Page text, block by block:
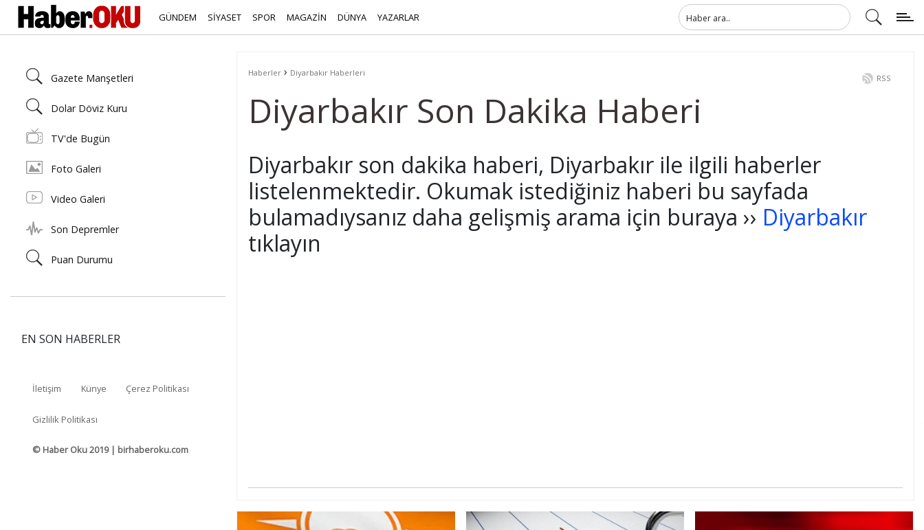
GÜNDEM SİYASET SPOR MAGAZİN DÜNYA YAZARLAR
Haberler› Diyarbakır Haberleri
RSS
Diyarbakır Son Dakika Haberi
Diyarbakır son dakika haberi, Diyarbakır ile ilgili haberler
listelenmektedir. Okumak istediğiniz haberi bu sayfada
bulamadıysanız daha gelişmiş arama için buraya ›› Diyarbakır
tıklayın
Gazete Manşetleri
Dolar Döviz Kuru
TV'de Bugün
Foto Galeri
Video Galeri
Son Depremler
Puan Durumu
EN SON HABERLER
İletişim Künye Çerez Politikası
Gizlilik Politikası
© Haber Oku 2019 | birhaberoku.com